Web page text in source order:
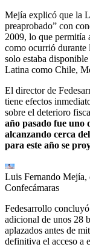
Mejía explicó que la
preaprobado” con
2009, lo que permitía
como ocurrió durante
solo estaba
Latina como Chile,
El director de
tiene efectos
sobre el deterioro
año pasado fue uno
alcanzando cerca
para este año se
Luis Fernando Mejía,
Confecámaras
Fedesarrollo
adicional de unos 28
aplazados antes de
definitiva el acceso a